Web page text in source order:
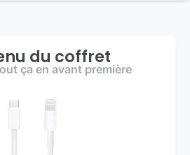
du coffret
ça en avant première